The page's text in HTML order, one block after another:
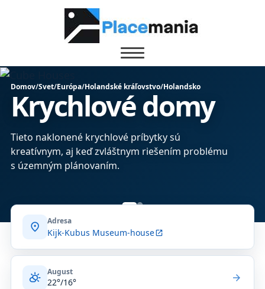
Domov/Svet/Európa/Holandské kráľovstvo/Holandsko
Krychlové domy
Tieto naklonené krychlové príbytky sú
kreatívnym, aj keď zvláštnym riešením problému
s územným plánovaním.
location_on Adresa
Kijk-Kubus Museum-houseopen_in_new
partly_cloudy_day August
22°/16° arrow_forward